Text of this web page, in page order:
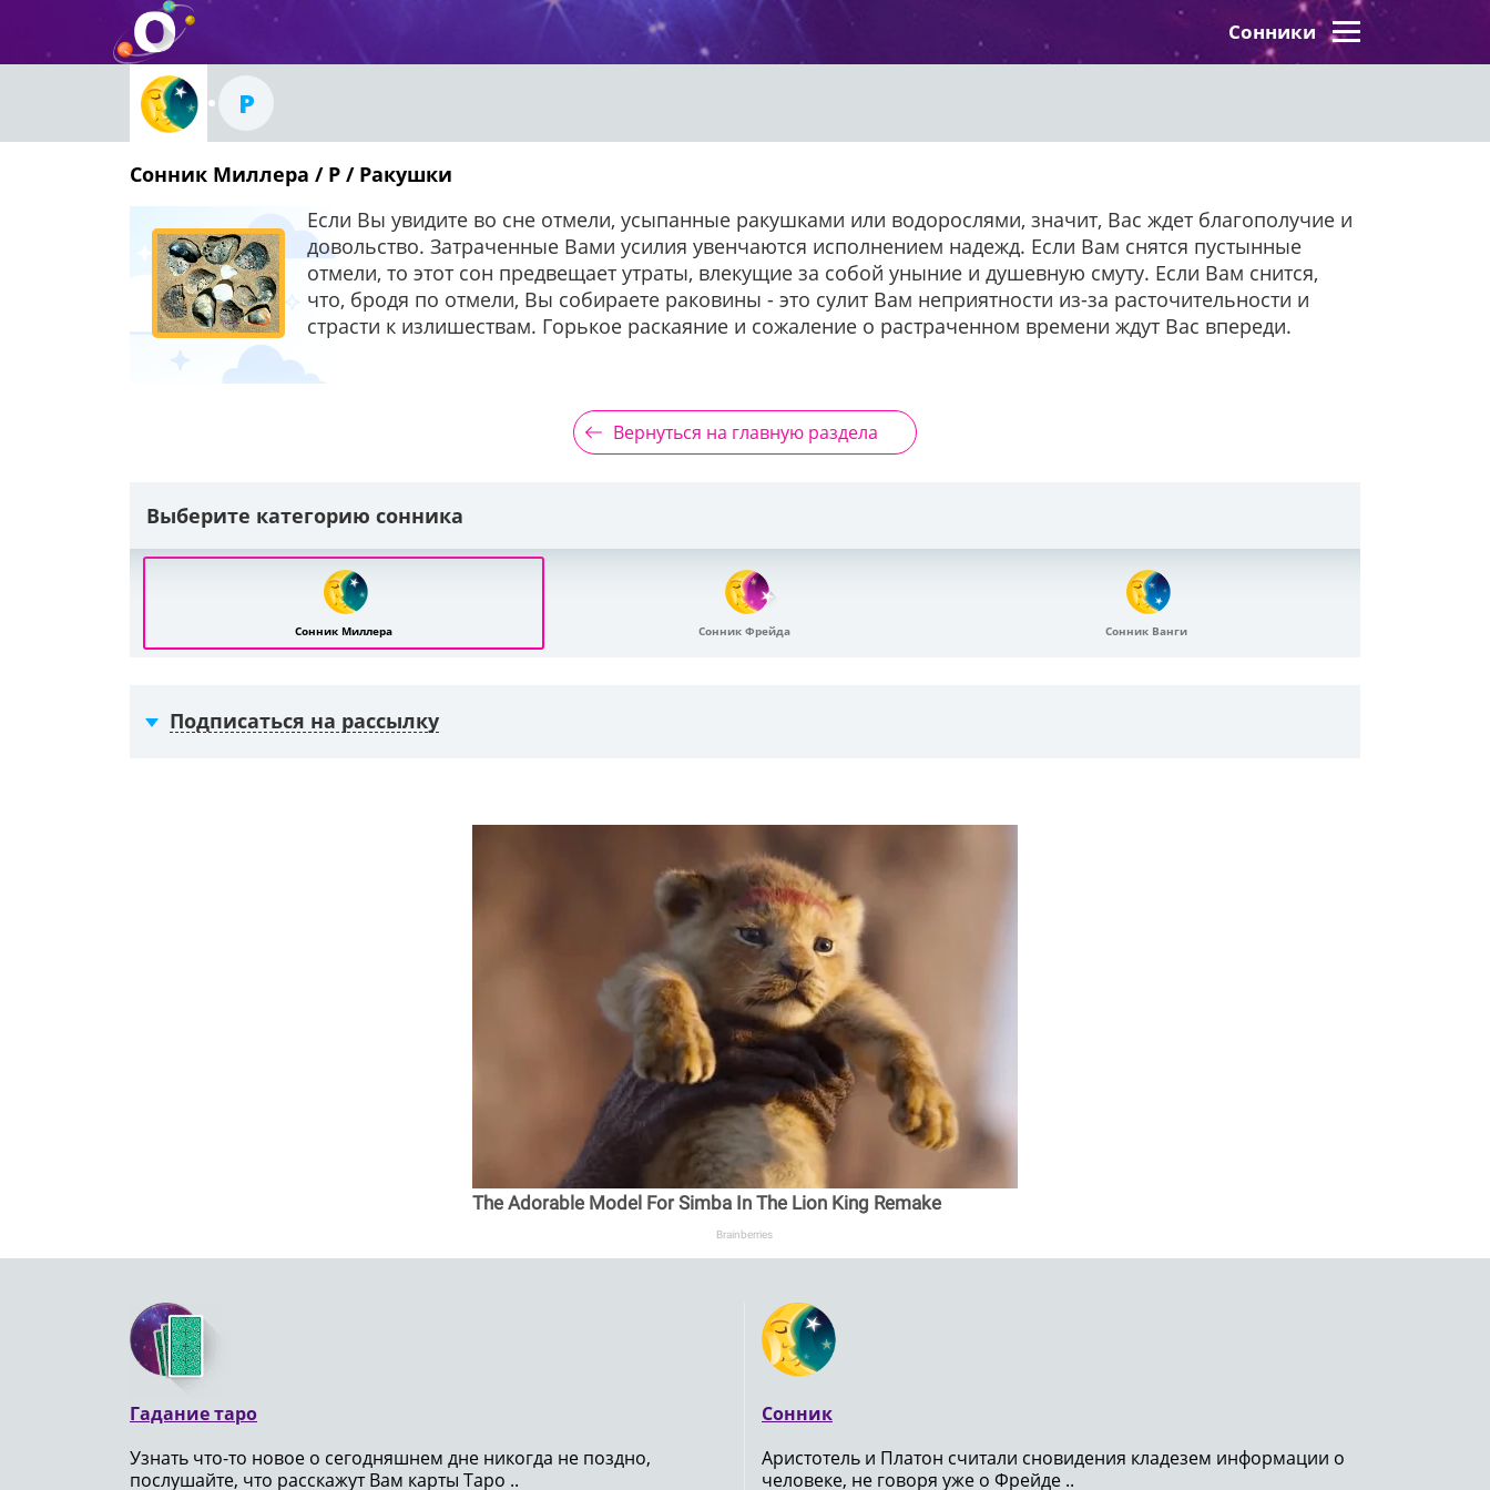
Сонники
Р
Сонник Миллера / Р / Ракушки
Если Вы увидите во сне отмели, усыпанные ракушками или водорослями, значит, Вас ждет благополучие и
довольство. Затраченные Вами усилия увенчаются исполнением надежд. Если Вам снятся пустынные
отмели, то этот сон предвещает утраты, влекущие за собой уныние и душевную смуту. Если Вам снится,
что, бродя по отмели, Вы собираете раковины - это сулит Вам неприятности из-за расточительности и
страсти к излишествам. Горькое раскаяние и сожаление о растраченном времени ждут Вас впереди.
Вернуться на главную раздела
Выберите категорию сонника
Сонник Миллера Сонник Фрейда Сонник Ванги
Подписаться на рассылку
The Adorable Model For Simba In The Lion King Remake
Brainberries
Гадание таро
Узнать что-то новое о сегодняшнем дне никогда не поздно,
послушайте, что расскажут Вам карты Таро ..
Сонник
Аристотель и Платон считали сновидения кладезем информации о
человеке, не говоря уже о Фрейде ..